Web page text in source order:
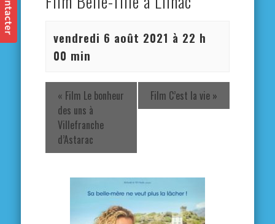
vendredi 6 août 2021 à 22 h
00 min
« Film Le bonheur
des uns à
Villefranche
d’Astarac
Film C’est la vie »